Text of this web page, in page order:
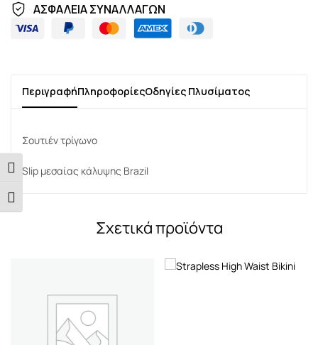
Εναλλαγή Υψηλής Αντίθεσης
Εναλλαγή Μεγέθους Γραμμάτων
ΑΣΦΑΛΕΙΑ ΣΥΝΑΛΛΑΓΩΝ
ΠεριγραφήΠληροφορίεςΟδηγίες Πλυσίματος
Σουτιέν τρίγωνο
Slip μεσαίας κάλυψης Brazil
Σχετικά προϊόντα